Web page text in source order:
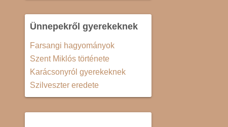
Ünnepekről gyerekeknek
Farsangi hagyományok
Szent Miklós története
Karácsonyról gyerekeknek
Szilveszter eredete